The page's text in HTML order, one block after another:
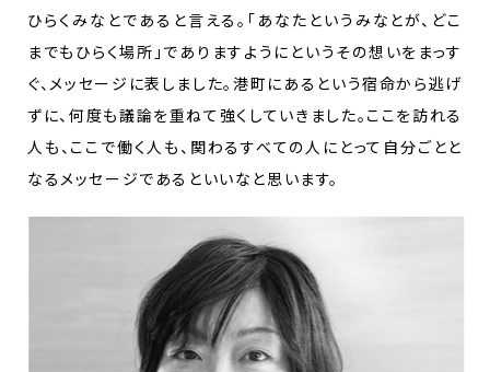
ひらくみなとであると言える。「あなたというみなとが、どこ
までもひらく場所」でありますようにというその想いをまっす
ぐ、メッセージに表しました。港町にあるという宿命から逃げ
ずに、何度も議論を重ねて強くしていきました。ここを訪れる
人も、ここで働く人も、関わるすべての人にとって自分ごとと
なるメッセージであるといいなと思います。